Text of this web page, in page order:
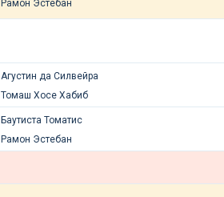
Рамон Эстебан
Агустин да Силвейра
Томаш Хосе Хабиб
Баутиста Томатис
Рамон Эстебан